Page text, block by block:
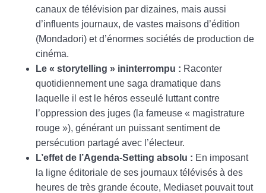
canaux de télévision par dizaines, mais aussi
d’influents journaux, de vastes maisons d’édition
(Mondadori) et d’énormes sociétés de production de
cinéma.
Le « storytelling » ininterrompu : Raconter
quotidiennement une saga dramatique dans
laquelle il est le héros esseulé luttant contre
l’oppression des juges (la fameuse « magistrature
rouge »), générant un puissant sentiment de
persécution partagé avec l’électeur.
L’effet de l’Agenda-Setting absolu : En imposant
la ligne éditoriale de ses journaux télévisés à des
heures de très grande écoute, Mediaset pouvait tout